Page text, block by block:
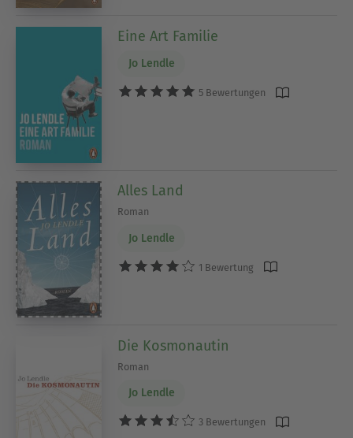
Eine Art Familie
Jo Lendle
5 Bewertungen
Alles Land
Roman
Jo Lendle
1 Bewertung
Die Kosmonautin
Roman
Jo Lendle
3 Bewertungen